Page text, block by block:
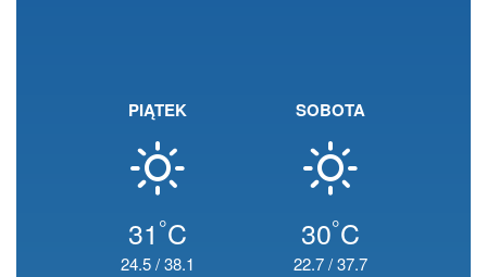
PIĄTEK
31 °C
24.5/38.1
SOBOTA
30°C
22.7/37.7